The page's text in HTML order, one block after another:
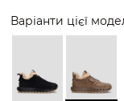
Варіанти цієї